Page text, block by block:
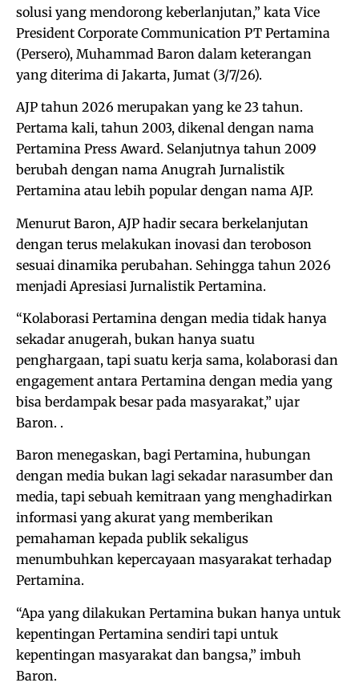
solusi yang mendorong keberlanjutan,” kata Vice
President Corporate Communication PT Pertamina
(Persero), Muhammad Baron dalam keterangan
yang diterima di Jakarta, Jumat (3/7/26).
AJP tahun 2026 merupakan yang ke 23 tahun.
Pertama kali, tahun 2003, dikenal dengan nama
Pertamina Press Award. Selanjutnya tahun 2009
berubah dengan nama Anugrah Jurnalistik
Pertamina atau lebih popular dengan nama AJP.
Menurut Baron, AJP hadir secara berkelanjutan
dengan terus melakukan inovasi dan teroboson
sesuai dinamika perubahan. Sehingga tahun 2026
menjadi Apresiasi Jurnalistik Pertamina.
“Kolaborasi Pertamina dengan media tidak hanya
sekadar anugerah, bukan hanya suatu
penghargaan, tapi suatu kerja sama, kolaborasi dan
engagement antara Pertamina dengan media yang
bisa berdampak besar pada masyarakat,” ujar
Baron. .
Baron menegaskan, bagi Pertamina, hubungan
dengan media bukan lagi sekadar narasumber dan
media, tapi sebuah kemitraan yang menghadirkan
informasi yang akurat yang memberikan
pemahaman kepada publik sekaligus
menumbuhkan kepercayaan masyarakat terhadap
Pertamina.
“Apa yang dilakukan Pertamina bukan hanya untuk
kepentingan Pertamina sendiri tapi untuk
kepentingan masyarakat dan bangsa,” imbuh
Baron.